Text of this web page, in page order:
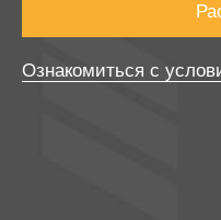
Ознакомиться с